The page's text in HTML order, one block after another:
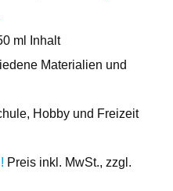
ml Inhalt
Materialien und
Hobby und Freizeit
Preis inkl. MwSt., zzgl.